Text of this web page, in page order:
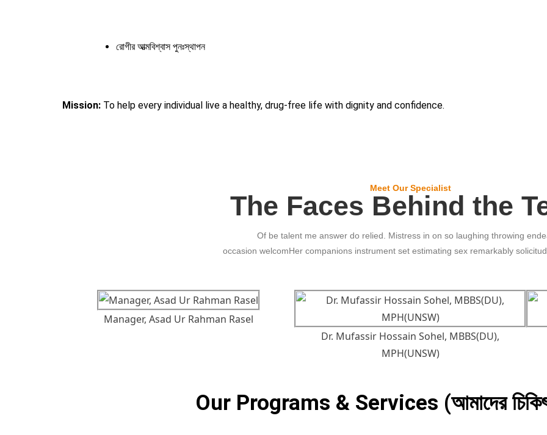
রোগীর আত্মবিশ্বাস পুনঃস্থাপন
Mission: To help every individual live a healthy, drug-free life with dignity and confidence.
Meet Our Specialist
The Faces Behind the
Of be talent me answer do relied. Mistress in on so laughing throwing
occasion welcomHer companions instrument set estimating sex remarkably
Manager, Asad Ur Rahman Rasel
Dr. Mufassir Hossain Sohel, MBBS(DU),
MPH(UNSW)
Our Programs & Services (আমাদের